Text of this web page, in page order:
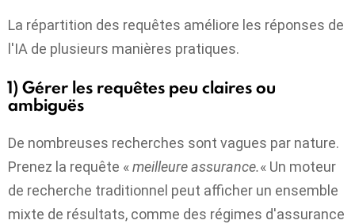
La répartition des requêtes améliore les réponses de
l'IA de plusieurs manières pratiques.
1) Gérer les requêtes peu claires ou
ambiguës
De nombreuses recherches sont vagues par nature.
Prenez la requête «meilleure assurance.« Un moteur
de recherche traditionnel peut afficher un ensemble
mixte de résultats, comme des régimes d'assurance